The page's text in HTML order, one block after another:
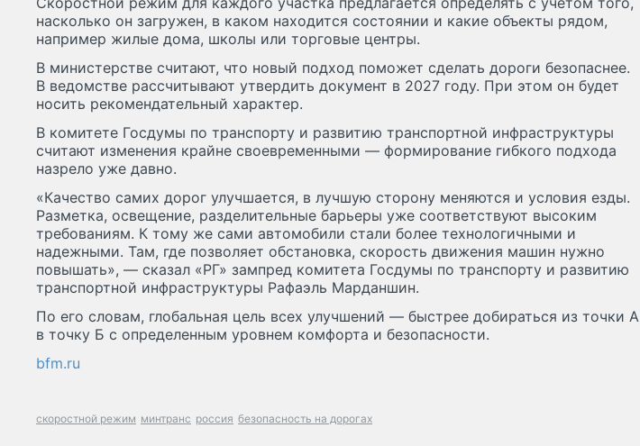
насколько он загружен, в каком находится состоянии и какие объекты рядом,
например жилые дома, школы или торговые центры.
В министерстве считают, что новый подход поможет сделать дороги безопаснее.
В ведомстве рассчитывают утвердить документ в 2027 году. При этом он будет
носить рекомендательный характер.
В комитете Госдумы по транспорту и развитию транспортной инфраструктуры
считают изменения крайне своевременными — формирование гибкого подхода
назрело уже давно.
«Качество самих дорог улучшается, в лучшую сторону меняются и условия езды.
Разметка, освещение, разделительные барьеры уже соответствуют высоким
требованиям. К тому же сами автомобили стали более технологичными и
надежными. Там, где позволяет обстановка, скорость движения машин нужно
повышать», — сказал «РГ» зампред комитета Госдумы по транспорту и развитию
транспортной инфраструктуры Рафаэль Марданшин.
По его словам, глобальная цель всех улучшений — быстрее добираться из точки А
в точку Б с определенным уровнем комфорта и безопасности.
bfm.ru
скоростной режим минтранс россия безопасность на дорогах